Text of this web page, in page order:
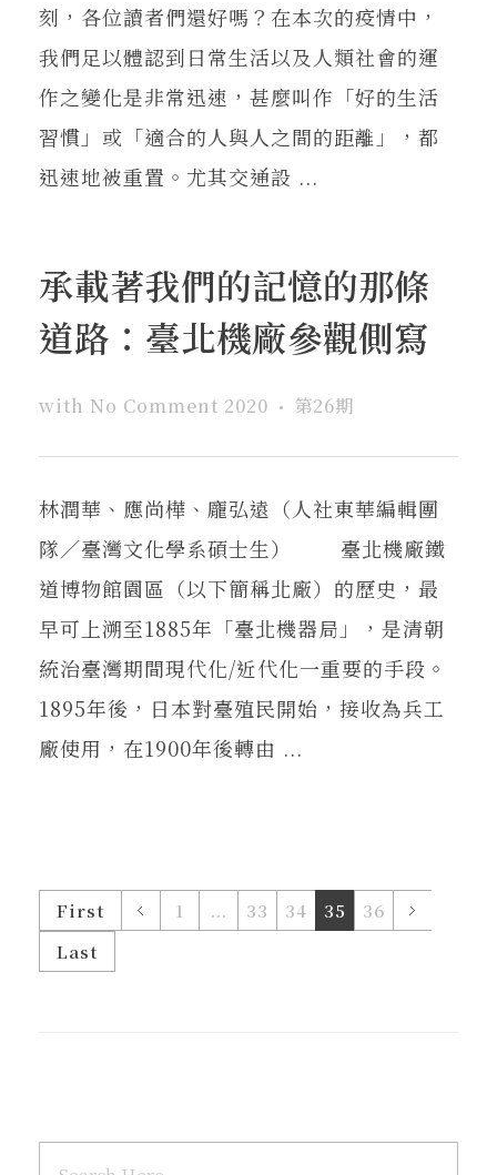
刻，各位讀者們還好嗎？在本次的疫情中，
我們足以體認到日常生活以及人類社會的運
作之變化是非常迅速，甚麼叫作「好的生活
習慣」或「適合的人與人之間的距離」，都
迅速地被重置。尤其交通設 ...
承載著我們的記憶的那條
道路：臺北機廠參觀側寫
with No Comment 2020 第26期
林潤華、應尚樺、龐弘遠（人社東華編輯團
隊／臺灣文化學系碩士生） 臺北機廠鐵
道博物館園區（以下簡稱北廠）的歷史，最
早可上溯至1885年「臺北機器局」，是清朝
統治臺灣期間現代化/近代化一重要的手段。
1895年後，日本對臺殖民開始，接收為兵工
廠使用，在1900年後轉由 ...
First 1 ... 33 34 35
36
Last